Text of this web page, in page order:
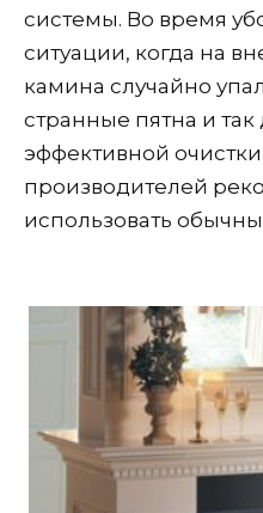
системы. Во время
ситуации, когда на
камина случайно
странные пятна и так
эффективной
производителей
использовать